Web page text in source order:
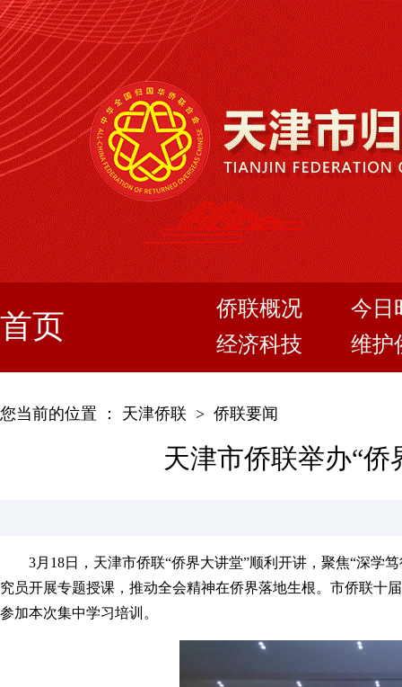
首页 侨联概况
今日
经济科技
维护
您当前的位置 ： 天津侨联 > 侨联要闻
天津市侨联举办“
3月18日，天津市侨联“侨界大讲堂”顺利开讲，聚焦“深学笃
究员开展专题授课，推动全会精神在侨界落地生根。市侨联十
参加本次集中学习培训。